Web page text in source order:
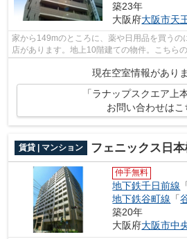
築23年
大阪府大阪市天
家から149mのところに、薬や日用品を買うの
店があります。地上10階建ての物件。こちら
現在空室情報があり
「ラナップスクエア上
お問い合わせはこ
賃貸 | マンション フェニックス日
仲手無料
地下鉄千日前線
地下鉄谷町線 「
築20年
大阪府大阪市中